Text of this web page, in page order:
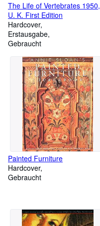
The Life of Vertebrates 1950,
U. K. First Edition
Hardcover
Erstausgabe
Gebraucht
Painted Furniture
Hardcover
Gebraucht